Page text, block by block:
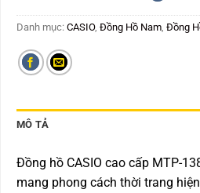
Danh mục: CASIO, Đồng Hồ Nam Đồng
MÔ TẢ
Đồng hồ CASIO cao cấp MTP-
mang phong cách thời trang